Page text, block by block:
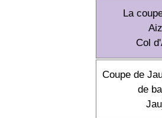
La
Col
Coupe de
de